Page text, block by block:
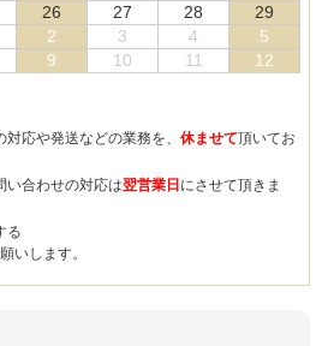
26 27 28
29
2 3 4
5
9 10 11 12
対応や発送などの業務を、 休ませて頂いてお
い合わせの対応は翌営業日にさせて頂きま
る
いします。